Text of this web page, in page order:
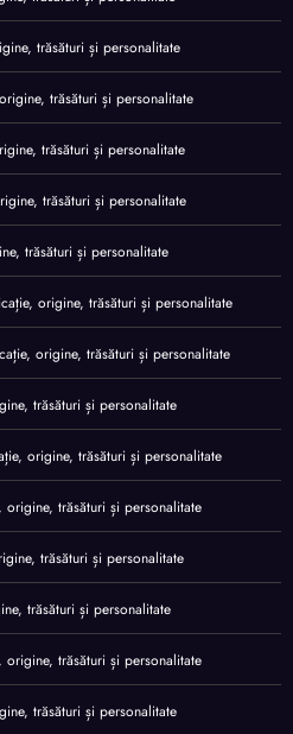
trăsături și personalitate
trăsături și personalitate
trăsături și personalitate
trăsături și personalitate
trăsături și personalitate
origine, trăsături și personalitate
origine, trăsături și personalitate
trăsături și personalitate
origine, trăsături și personalitate
origine, trăsături și personalitate
trăsături și personalitate
trăsături și personalitate
origine, trăsături și personalitate
trăsături și personalitate